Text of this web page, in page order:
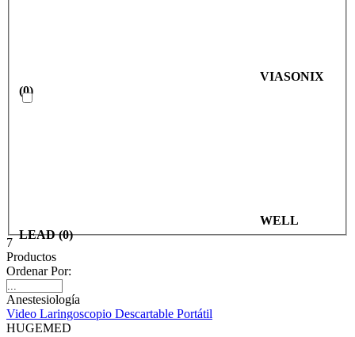
VIASONIX
(0)
WELL
LEAD(0)
7
Productos
Ordenar Por:
Anestesiología
Video Laringoscopio Descartable Portátil
HUGEMED